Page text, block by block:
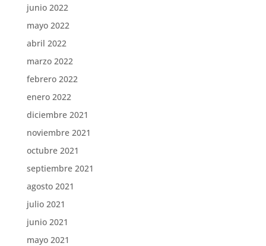
junio 2022
mayo 2022
abril 2022
marzo 2022
febrero 2022
enero 2022
diciembre 2021
noviembre 2021
octubre 2021
septiembre 2021
agosto 2021
julio 2021
junio 2021
mayo 2021